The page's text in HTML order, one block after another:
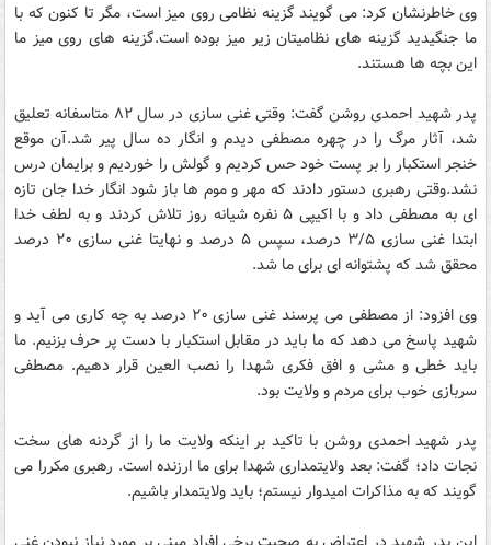
وی خاطرنشان کرد: می گویند گزینه نظامی روی میز است، مگر تا کنون که با
ما جنگیدید گزینه های نظامیتان زیر میز بوده است.گزینه های روی میز ما
این بچه ها هستند.
پدر شهید احمدی روشن گفت: وقتی غنی سازی در سال ۸۲ متاسفانه تعلیق
شد، آثار مرگ را در چهره مصطفی دیدم و انگار ده سال پیر شد.آن موقع
خنجر استکبار را بر پست خود حس کردیم و گولش را خوردیم و برایمان درس
نشد.وقتی رهبری دستور دادند که مهر و موم ها باز شود انگار خدا جان تازه
ای به مصطفی داد و با اکیپی ۵ نفره شیانه روز تلاش کردند و به لطف خدا
ابتدا غنی سازی ۳/۵ درصد، سپس ۵ درصد و نهایتا غنی سازی ۲۰ درصد
محقق شد که پشتوانه ای برای ما شد.
وی افزود: از مصطفی می پرسند غنی سازی ۲۰ درصد به چه کاری می آید و
شهید پاسخ می دهد که ما باید در مقابل استکبار با دست پر حرف بزنیم. ما
باید خطی و مشی و افق فکری شهدا را نصب العین قرار دهیم. مصطفی
سربازی خوب برای مردم و ولایت بود.
پدر شهید احمدی روشن با تاکید بر اینکه ولایت ما را از گردنه های سخت
نجات داد؛ گفت: بعد ولایتمداری شهدا برای ما ارزنده است. رهبری مکررا می
گویند که به مذاکرات امیدوار نیستم؛ باید ولایتمدار باشیم.